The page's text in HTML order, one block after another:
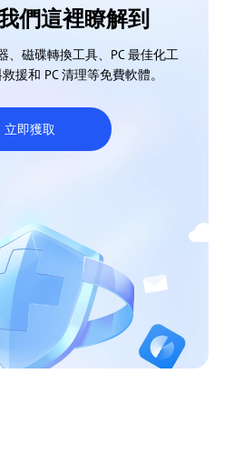
們這裡瞭解到
、磁碟轉換工具、PC 最佳化工
援和 PC 清理等免費軟體。
立即獲取